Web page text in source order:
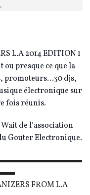
L.A 2014 EDITION 1
ou presque ce que la
promoteurs…30 djs,
électronique sur
fois réunis.
de l’association
Gouter Electronique.
FROM L.A